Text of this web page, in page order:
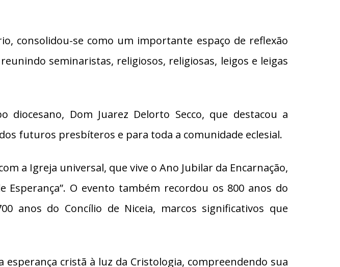
consolidou-se como um importante espaço de reflexão
seminaristas, religiosos, religiosas, leigos e leigas
Dom Juarez Delorto Secco, que destacou a
futuros presbíteros e para toda a comunidade eclesial.
a Igreja universal, que vive o Ano Jubilar da Encarnação,
Esperança”. O evento também recordou os 800 anos do
anos do Concílio de Niceia, marcos significativos que
cristã à luz da Cristologia, compreendendo sua